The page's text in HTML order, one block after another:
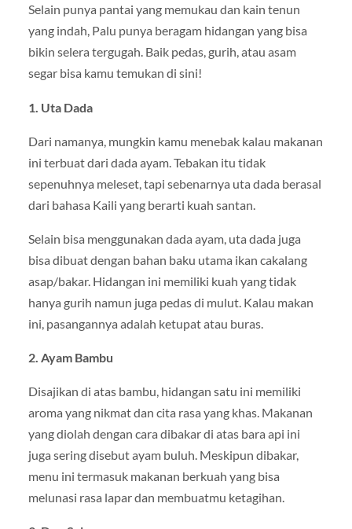
Selain punya pantai yang memukau dan kain tenun
yang indah, Palu punya beragam hidangan yang bisa
bikin selera tergugah. Baik pedas, gurih, atau asam
segar bisa kamu temukan di sini!
1. Uta Dada
Dari namanya, mungkin kamu menebak kalau makanan
ini terbuat dari dada ayam. Tebakan itu tidak
sepenuhnya meleset, tapi sebenarnya uta dada berasal
dari bahasa Kaili yang berarti kuah santan.
Selain bisa menggunakan dada ayam, uta dada juga
bisa dibuat dengan bahan baku utama ikan cakalang
asap/bakar. Hidangan ini memiliki kuah yang tidak
hanya gurih namun juga pedas di mulut. Kalau makan
ini, pasangannya adalah ketupat atau buras.
2. Ayam Bambu
Disajikan di atas bambu, hidangan satu ini memiliki
aroma yang nikmat dan cita rasa yang khas. Makanan
yang diolah dengan cara dibakar di atas bara api ini
juga sering disebut ayam buluh. Meskipun dibakar,
menu ini termasuk makanan berkuah yang bisa
melunasi rasa lapar dan membuatmu ketagihan.